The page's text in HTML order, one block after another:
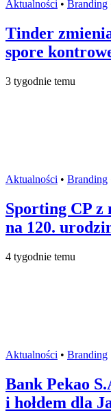
Aktualności • Branding
Tinder
spore
3 tygodnie temu
Aktualności • Branding
Sporting CP z
na 120.
4 tygodnie temu
Aktualności • Branding
Bank Pekao
i hołdem dla